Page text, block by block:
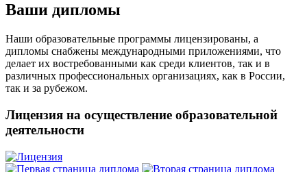
Ваши дипломы
Наши образовательные программы лицензированы, а
дипломы снабжены международными приложениями, что
делает их востребованными как среди клиентов, так и в
различных профессиональных организациях, как в России,
так и за рубежом.
Лицензия на осуществление образовательной
деятельности